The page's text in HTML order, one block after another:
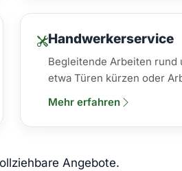
Handwerkerservice
Begleitende Arbeiten rund
etwa Türen kürzen oder
Mehr erfahren
Angebote.